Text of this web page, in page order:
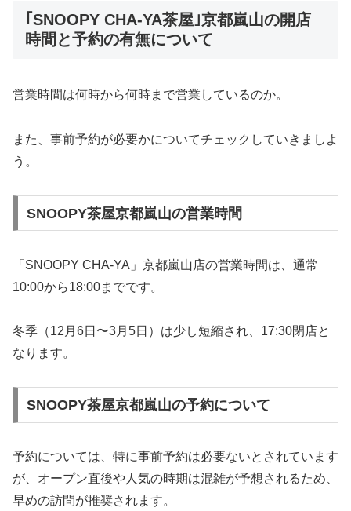
｢SNOOPY CHA-YA茶屋｣京都嵐山の開店
時間と予約の有無について
営業時間は何時から何時まで営業しているのか。
また、事前予約が必要かについてチェックしていきましよ
う。
SNOOPY茶屋京都嵐山の営業時間
「SNOOPY CHA-YA」京都嵐山店の営業時間は、通常
10:00から18:00までです。
冬季（12月6日〜3月5日）は少し短縮され、17:30閉店と
なります​。
SNOOPY茶屋京都嵐山の予約について
予約については、特に事前予約は必要ないとされています
が、オープン直後や人気の時期は混雑が予想されるため、
早めの訪問が推奨されます。